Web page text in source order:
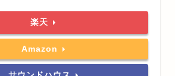
楽天
Amazon